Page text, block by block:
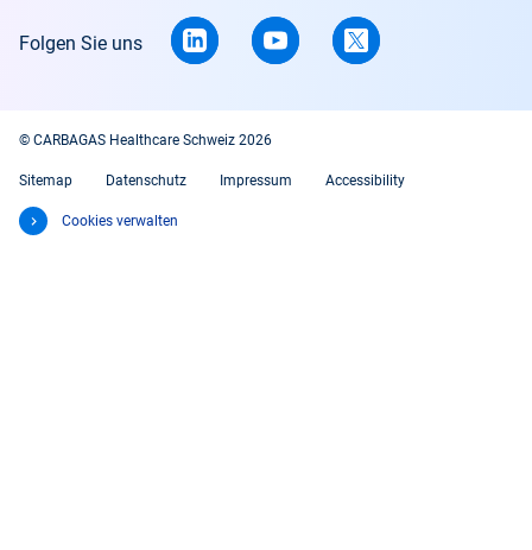
Folgen Sie uns
© CARBAGAS Healthcare Schweiz 2026
Sitemap Datenschutz Impressum Accessibility
Cookies verwalten